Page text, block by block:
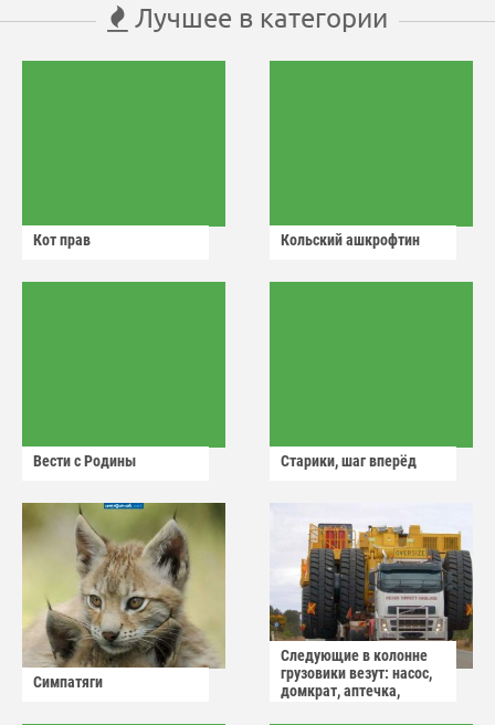
Лучшее в категории
Кот прав Кольский ашкрофтин
Вести с Родины Старики, шаг вперёд
Симпатяги
Следующие в колонне
грузовики везут: насос,
домкрат, аптечка,